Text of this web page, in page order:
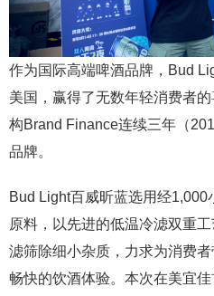
作为国际高端啤酒品牌，Bud
美国，赢得了无数年轻消费者
构Brand Finance连续三年（
品牌。
Bud Light百威昕蓝选用经
原料，以先进的低温冷滤双重
滤筛除细小杂质，力求为消费
畅快的饮酒体验。本次在美宜